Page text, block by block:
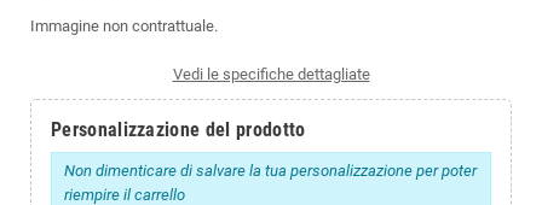
Immagine non contrattuale.
Vedi le specifiche dettagliate
Personalizzazione del prodotto
Non dimenticare di salvare la tua personalizzazione per poter
riempire il carrello